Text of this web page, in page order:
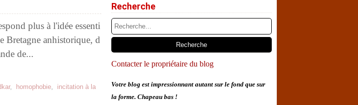
plus à l'idée essenti
Bretagne anhistorique, d
de...
, homophobie, incitation à la
Recherche
Contacter le propriétaire du blog
Votre blog est impressionnant autant sur le fond que sur
la forme. Chapeau bas !